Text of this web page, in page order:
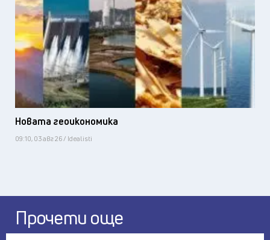
Новата геоикономика
09:10, 03 авг 26 / Idealisti
Прочети още